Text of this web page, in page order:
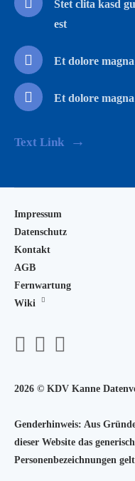
Stet clita kasd
est
Et dolore
Et dolore
Text Link
Impressum
Datenschutz
Kontakt
AGB
Fernwartung
Wiki
2026 © KDV Kanne
Genderhinweis: Aus
dieser Website das
Personenbezeichnungen